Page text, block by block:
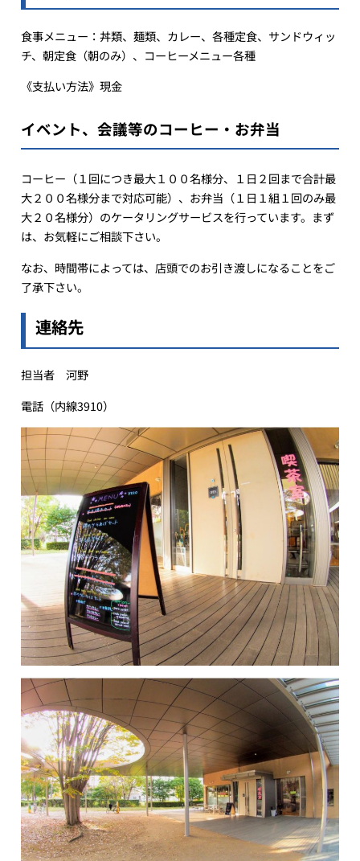
食事メニュー：丼類、麺類、カレー、各種定食、サンドウィッ
チ、朝定食（朝のみ）、コーヒーメニュー各種
《支払い方法》現金
イベント、会議等のコーヒー・お弁当
コーヒー（１回につき最大１００名様分、１日２回まで合計最
大２００名様分まで対応可能）、お弁当（１日１組１回のみ最
大２０名様分）のケータリングサービスを行っています。まず
は、お気軽にご相談下さい。
なお、時間帯によっては、店頭でのお引き渡しになることをご
了承下さい。
連絡先
担当者 河野
電話（内線3910）